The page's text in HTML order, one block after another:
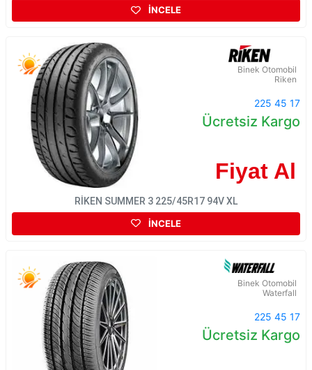
İNCELE
Binek Otomobil
Riken
225 45 17
Ücretsiz Kargo
Fiyat Al
RİKEN SUMMER 3 225/45R17 94V XL
İNCELE
Binek Otomobil
Waterfall
225 45 17
Ücretsiz Kargo